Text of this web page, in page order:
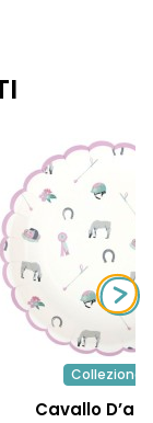
Collezione
Cavallo